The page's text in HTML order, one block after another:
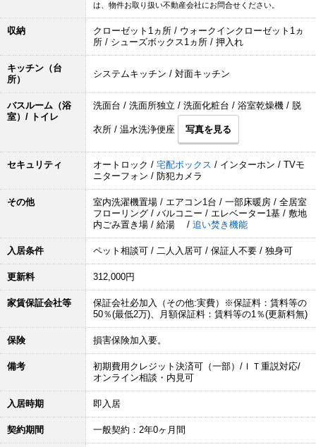
は、物件お取り扱い不動産会社にお問合せください。
収納
クローゼット1ヵ所 / ウォークインクローゼット1ヵ
所 / シューズボックス1ヵ所 / 押入れ
キッチン（台
所）
システムキッチン / 対面キッチン
バスルーム（浴
室）/ トイレ
洗面台 / 洗面所独立 / 洗面化粧台 / 浴室乾燥機 / 脱
衣所 / 温水洗浄便座 写真を見る
セキュリティ オートロック / 宅配ボックス / インターホン / TVモ
ニターフォン / 防犯カメラ
その他
室内洗濯機置場 / エアコン1台 / 一部床暖房 / 全居室
フローリング / バルコニー / エレベーター1基 / 敷地
内ごみ置き場 / 給湯 / 追い焚き機能
入居条件 ペット相談可 / 二人入居可 / 保証人不要 / 独身可
更新料 312,000円
家賃保証会社等
保証会社必加入（その他:実費）※保証料：賃料等の
50％(最低2万)、月額保証料：賃料等の1％(更新料無)
保険 損害保険加入要。
備考
初期費用クレジット決済可（一部）/ＩＴ重説対応/
オンライン相談・内見可
入居時期 即入居
契約期間 一般契約：2年0ヶ月間